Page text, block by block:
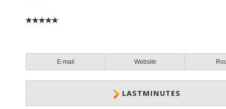
E-mail Website
LASTMINUTES